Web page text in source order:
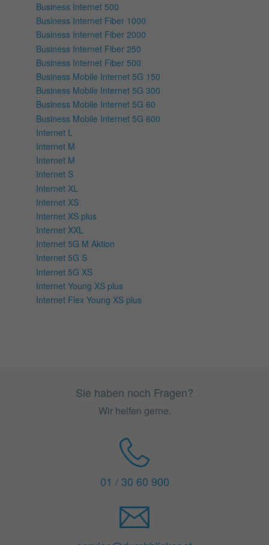
Business Internet 500
Business Internet Fiber 1000
Business Internet Fiber 2000
Business Internet Fiber 250
Business Internet Fiber 500
Business Mobile Internet 5G 150
Business Mobile Internet 5G 300
Business Mobile Internet 5G 60
Business Mobile Internet 5G 600
Internet L
Internet M
Internet M
Internet S
Internet XL
Internet XS
Internet XS plus
Internet XXL
Internet 5G M Aktion
Internet 5G S
Internet 5G XS
Internet Young XS plus
Internet Flex Young XS plus
Sie haben noch Fragen?
Wir helfen gerne.
01 / 30 60 900